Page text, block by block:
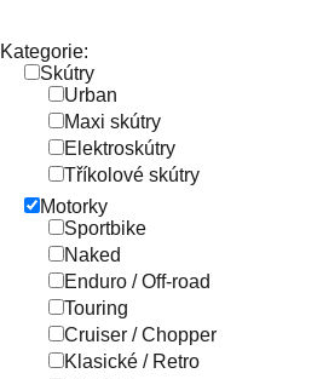
Kategorie:
Skútry
Urban
Maxi skútry
Elektroskútry
Tříkolové skútry
Motorky
Sportbike
Naked
Enduro / Off-road
Touring
Cruiser / Chopper
Klasické / Retro